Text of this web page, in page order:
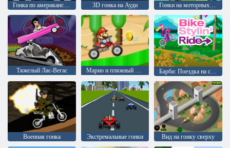
Гонка по американским горкам 3D гонка на Ауди Гонки на моторных лодках в болоте
Тяжелый Лас-Вегас Марио и пляжный мотоцикл
Военная гонка Экстремальные гонки Вид на гонку сверху